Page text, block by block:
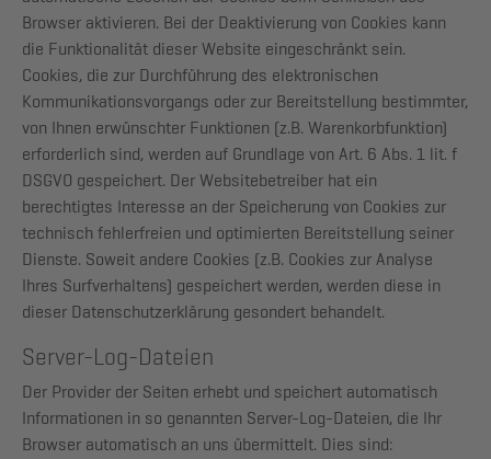
Browser aktivieren. Bei der Deaktivierung von Cookies kann
die Funktionalität dieser Website eingeschränkt sein.
Cookies, die zur Durchführung des elektronischen
Kommunikationsvorgangs oder zur Bereitstellung bestimmter,
von Ihnen erwünschter Funktionen (z.B. Warenkorbfunktion)
erforderlich sind, werden auf Grundlage von Art. 6 Abs. 1 lit. f
DSGVO gespeichert. Der Websitebetreiber hat ein
berechtigtes Interesse an der Speicherung von Cookies zur
technisch fehlerfreien und optimierten Bereitstellung seiner
Dienste. Soweit andere Cookies (z.B. Cookies zur Analyse
Ihres Surfverhaltens) gespeichert werden, werden diese in
dieser Datenschutzerklärung gesondert behandelt.
Server-Log-Dateien
Der Provider der Seiten erhebt und speichert automatisch
Informationen in so genannten Server-Log-Dateien, die Ihr
Browser automatisch an uns übermittelt. Dies sind: